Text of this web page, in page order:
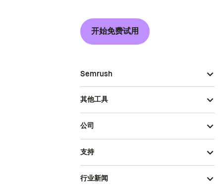
开始免费试用
Semrush
其他工具
公司
支持
行业新闻